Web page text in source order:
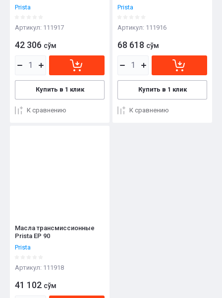
Prista
Артикул: 111917
42 306 сўм
Купить в 1 клик
К сравнению
Prista
Артикул: 111916
68 618 сўм
Купить в 1 клик
К сравнению
Масла трансмиссионные
Prista EP 90
Prista
Артикул: 111918
41 102 сўм